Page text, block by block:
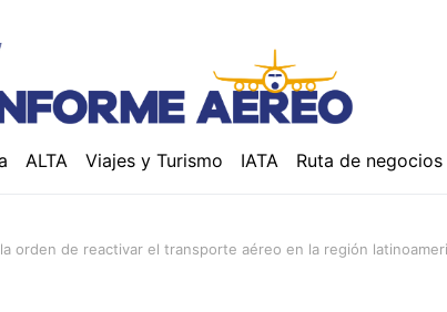
ALTA Viajes y Turismo IATA Ruta de negocios
orden de reactivar el transporte aéreo en la región